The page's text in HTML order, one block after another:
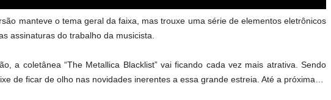
manteve o tema geral da faixa, mas trouxe uma série de elementos eletrônicos
assinaturas do trabalho da musicista.
a coletânea “The Metallica Blacklist” vai ficando cada vez mais atrativa. Sendo
de ficar de olho nas novidades inerentes a essa grande estreia. Até a próxima…